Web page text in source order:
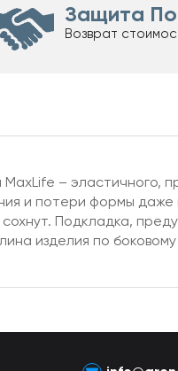
Защита
Возврат
– эластичного,
и потери формы даже
Подкладка,
изделия по